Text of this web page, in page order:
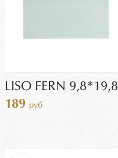
LISO FERN 9,8*19,8
189 руб